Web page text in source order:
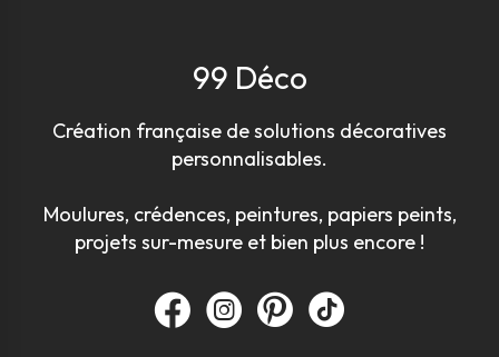
99 Déco
Création française de solutions décoratives
personnalisables.
Moulures, crédences, peintures, papiers peints,
projets sur-mesure et bien plus encore !